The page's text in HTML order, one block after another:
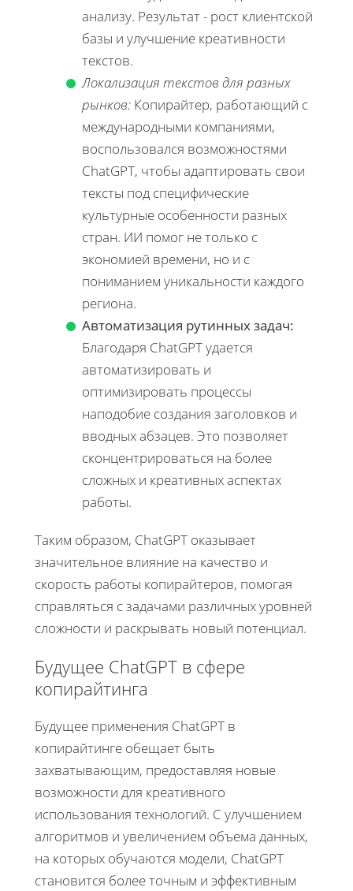
анализу. Результат - рост клиентской
базы и улучшение креативности
текстов.
Локализация текстов для разных
рынков: Копирайтер, работающий с
международными компаниями,
воспользовался возможностями
ChatGPT, чтобы адаптировать свои
тексты под специфические
культурные особенности разных
стран. ИИ помог не только с
экономией времени, но и с
пониманием уникальности каждого
региона.
Автоматизация рутинных задач:
Благодаря ChatGPT удается
автоматизировать и
оптимизировать процессы
наподобие создания заголовков и
вводных абзацев. Это позволяет
сконцентрироваться на более
сложных и креативных аспектах
работы.
Таким образом, ChatGPT оказывает
значительное влияние на качество и
скорость работы копирайтеров, помогая
справляться с задачами различных уровней
сложности и раскрывать новый потенциал.
Будущее ChatGPT в сфере
копирайтинга
Будущее применения ChatGPT в
копирайтинге обещает быть
захватывающим, предоставляя новые
возможности для креативного
использования технологий. С улучшением
алгоритмов и увеличением объема данных,
на которых обучаются модели, ChatGPT
становится более точным и эффективным